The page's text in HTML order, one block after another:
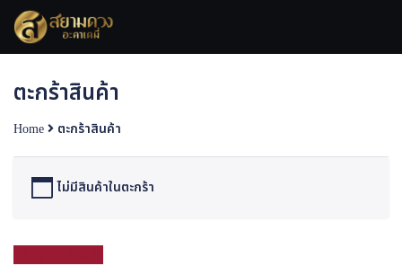
Skip
content
ตะกร้าสินค้า
Home ตะกร้าสินค้า
ไม่มีสินค้าในตะกร้า